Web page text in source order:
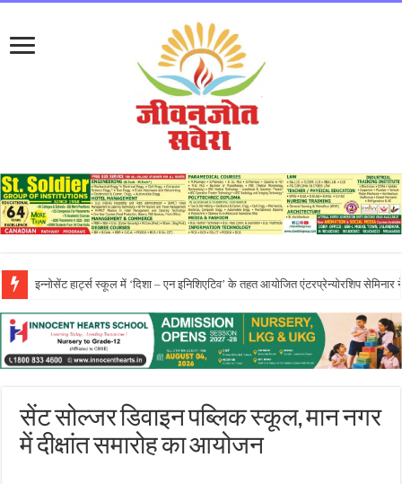
प्रो. (डॉ.) यादविंदर सिंह बराड़ ने आई.के. गुजराल पंजाब टेक्निकल यूनिवर्सिटी के वाइस-
सेंट सोल्जर डिवाइन पब्लिक स्कूल, मान नगर
में दीक्षांत समारोह का आयोजन